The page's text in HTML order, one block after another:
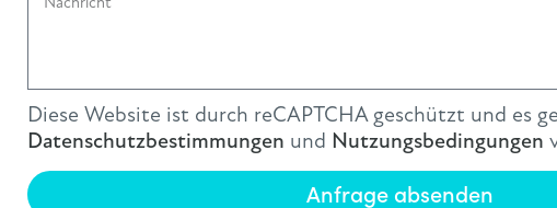
Diese Website ist durch reCAPTCHA geschützt und es
Datenschutzbestimmungen und Nutzungsbedingungen
Anfrage absenden